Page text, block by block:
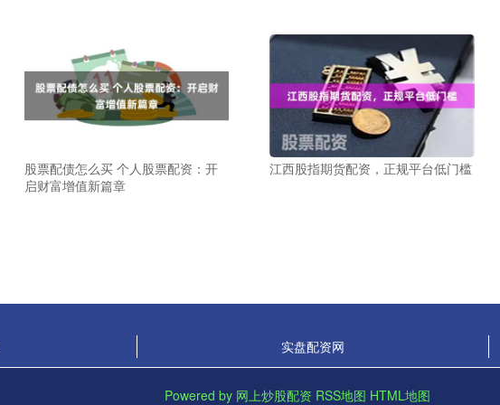
股票配债怎么买 个人股票配资：开
启财富增值新篇章
江西股指期货配资，正规平台低门槛
实盘配资网
Powered by 网上炒股配资 RSS地图 HTML地图